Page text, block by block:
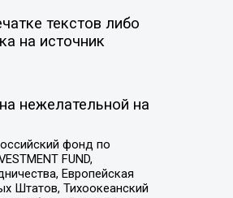
текстов либо
на источник
нежелательной на
фонд по
FUND,
Европейская
Штатов, Тихоокеанский